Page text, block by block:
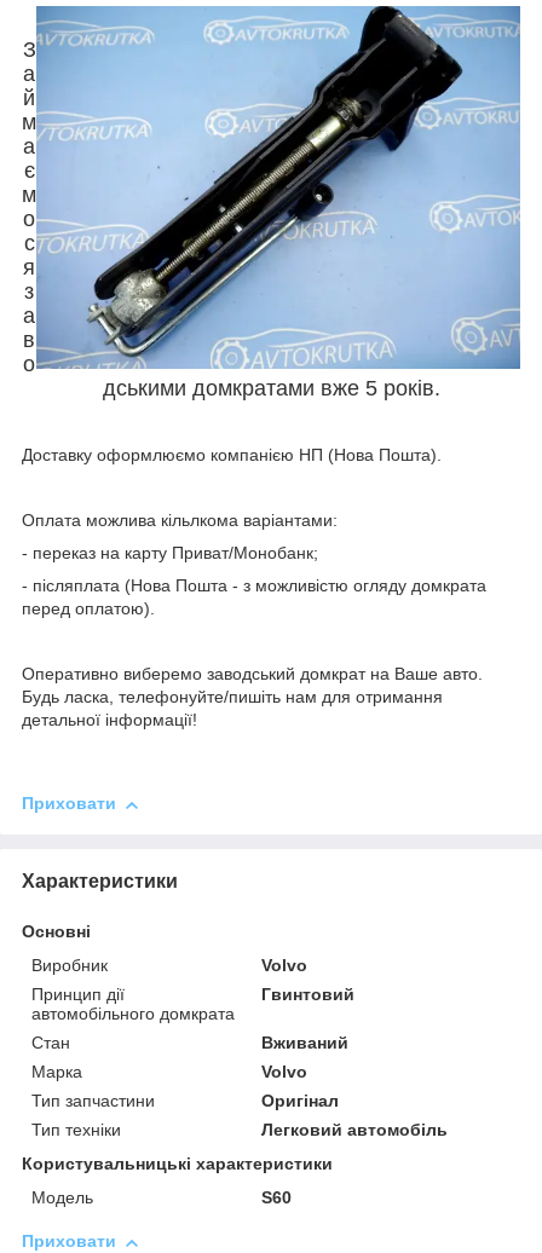
З
а
й
м
а
є
м
о
с
я
з
а
в
о
дськими домкратами вже 5 років.
Доставку оформлюємо компанією НП (Нова Пошта).
Оплата можлива кільлкома варіантами:
- переказ на карту Приват/Монобанк;
- післяплата (Нова Пошта - з можливістю огляду домкрата
перед оплатою).
Оперативно виберемо заводський домкрат на Ваше авто.
Будь ласка, телефонуйте/пишіть нам для отримання
детальної інформації!
Приховати
Характеристики
Основні
Виробник
Volvo
Принцип дії
автомобільного домкрата
Гвинтовий
Стан
Вживаний
Марка
Volvo
Тип запчастини
Оригінал
Тип техніки
Легковий автомобіль
Користувальницькі характеристики
Мoдель
S60
Приховати